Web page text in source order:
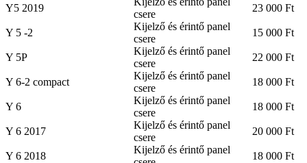
Y5 2019
csere
23 000 Ft
Y 5 -2
Kijelző és érintő panel
csere
15 000 Ft
Y 5P
Kijelző és érintő panel
csere
22 000 Ft
Y 6-2 compact
Kijelző és érintő panel
csere
18 000 Ft
Y 6
Kijelző és érintő panel
csere
18 000 Ft
Y 6 2017
Kijelző és érintő panel
csere
20 000 Ft
Y 6 2018
Kijelző és érintő panel
18 000 Ft